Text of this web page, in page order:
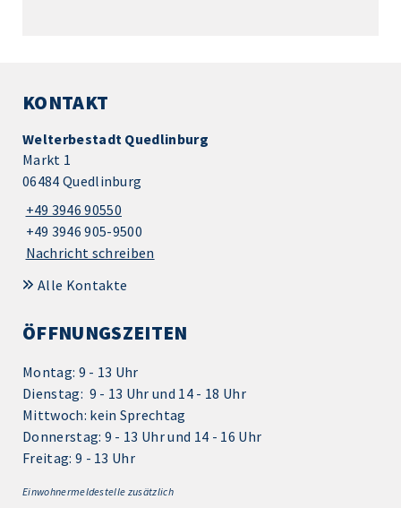
KONTAKT
Welterbestadt Quedlinburg
Markt 1
06484 Quedlinburg
+49 3946 90550
+49 3946 905-9500
Nachricht schreiben
Alle Kontakte
ÖFFNUNGSZEITEN
Montag: 9 - 13 Uhr
Dienstag: 9 - 13 Uhr und 14 - 18 Uhr
Mittwoch: kein Sprechtag
Donnerstag: 9 - 13 Uhr und 14 - 16 Uhr
Freitag: 9 - 13 Uhr
Einwohnermeldestelle zusätzlich